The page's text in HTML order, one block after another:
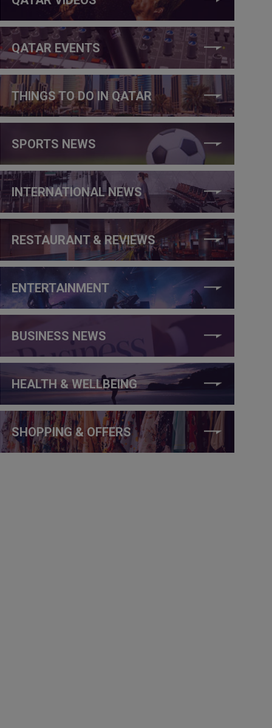
QATAR EVENTS
THINGS TO DO IN QATAR
SPORTS NEWS
INTERNATIONAL NEWS
RESTAURANT & REVIEWS
ENTERTAINMENT
BUSINESS NEWS
HEALTH & WELLBEING
SHOPPING & OFFERS